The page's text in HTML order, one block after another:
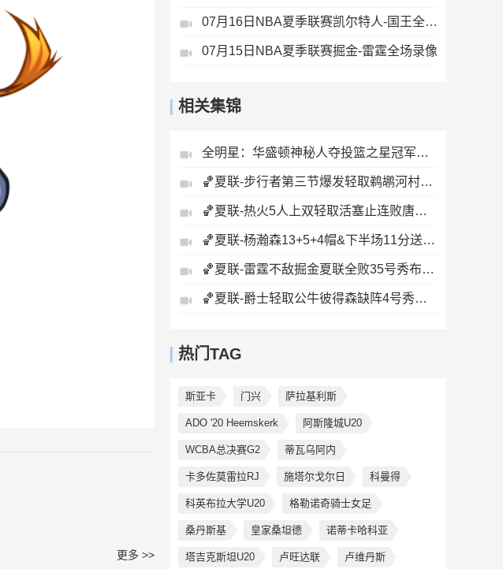
更多 >>
07月16日NBA夏季联赛凯尔特人-国王全场录像
07月15日NBA夏季联赛掘金-雷霆全场录像
相关集锦
全明星：华盛顿神秘人夺投篮之星冠军！福德夺得三分大赛冠军！
🏀夏联-步行者第三节爆发轻取鹈鹕河村勇辉5+5+12斯劳森22分
🏀夏联-热火5人上双轻取活塞止连败唐纳森20+8+10奥科里27分
🏀夏联-杨瀚森13+5+4帽&下半场11分送惊艳妙传开拓者力克掘金
🏀夏联-雷霆不敌掘金夏联全败35号秀布拉齐尔32+6马拉14+7+6
🏀夏联-爵士轻取公牛彼得森缺阵4号秀威尔逊19+8+5帽罚球6中0
热门TAG
斯亚卡 门兴 萨拉基利斯
ADO '20 Heemskerk 阿斯隆城U20
WCBA总决赛G2 蒂瓦乌阿内
卡多佐莫雷拉RJ 施塔尔戈尔日 科曼得
科英布拉大学U20 格勒诺奇骑士女足
桑丹斯基 皇家桑坦德 诺蒂卡哈科亚
塔吉克斯坦U20 卢旺达联 卢维丹斯